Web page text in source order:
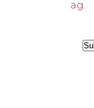
ag.